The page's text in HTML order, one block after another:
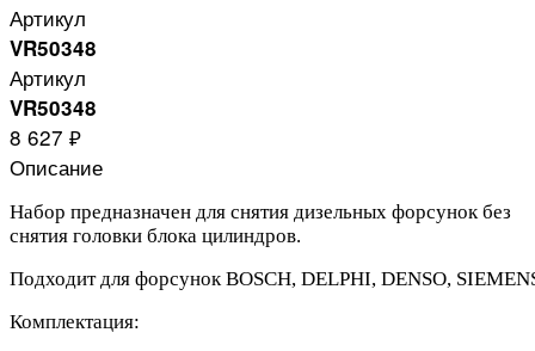
Артикул
VR50348
Артикул
VR50348
8 627 ₽
Описание
Набор предназначен для снятия дизельных форсунок без
снятия головки блока цилиндров.
Подходит для форсунок BOSCH, DELPHI, DENSO,
Комплектация: